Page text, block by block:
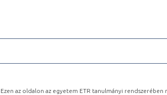
Ezen az oldalon az egyetem ETR tanulmányi